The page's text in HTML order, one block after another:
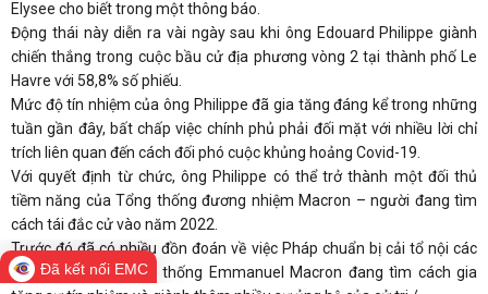
Elysee cho biết trong một thông báo.
Động thái này diễn ra vài ngày sau khi ông Edouard Philippe giành
chiến thắng trong cuộc bầu cử địa phương vòng 2 tại thành phố Le
Havre với 58,8% số phiếu.
Mức độ tín nhiệm của ông Philippe đã gia tăng đáng kể trong những
tuần gần đây, bất chấp việc chính phủ phải đối mặt với nhiều lời chỉ
trích liên quan đến cách đối phó cuộc khủng hoảng Covid-19.
Với quyết định từ chức, ông Philippe có thể trở thành một đối thủ
tiềm năng của Tổng thống đương nhiệm Macron – người đang tìm
cách tái đắc cử vào năm 2022.
Trước đó đã có nhiều đồn đoán về việc Pháp chuẩn bị cải tổ nội các
trong bối cảnh Tổng thống Emmanuel Macron đang tìm cách gia
Đã kết nối EMC